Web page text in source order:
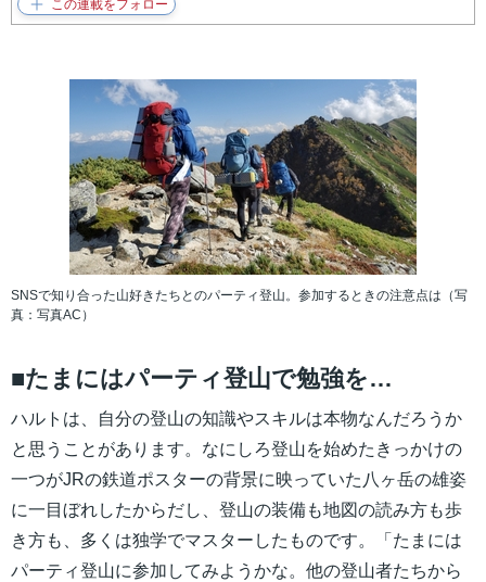
SNSで知り合った山好きたちとのパーティ登山。参加するときの注意点は（写
真：写真AC）
■たまにはパーティ登山で勉強を…
ハルトは、自分の登山の知識やスキルは本物なんだろうか
と思うことがあります。なにしろ登山を始めたきっかけの
一つがJRの鉄道ポスターの背景に映っていた八ヶ岳の雄姿
に一目ぼれしたからだし、登山の装備も地図の読み方も歩
き方も、多くは独学でマスターしたものです。「たまには
パーティ登山に参加してみようかな。他の登山者たちから